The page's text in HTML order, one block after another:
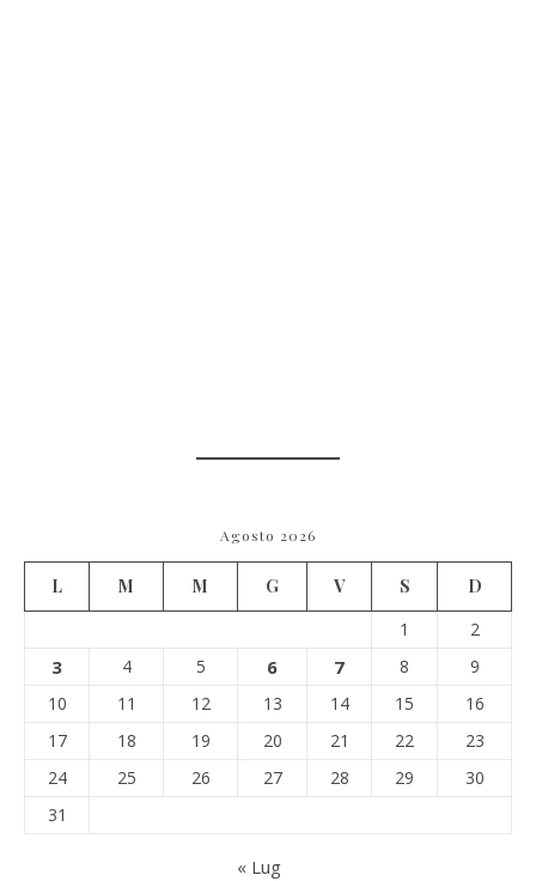
Agosto 2026
L M M G V S
D
1
2
3 4 5 6 7 8
9
10
11 12 13 14 15
16
17
18 19 20 21 22
23
24
25 26 27 28 29
30
31
« Lug